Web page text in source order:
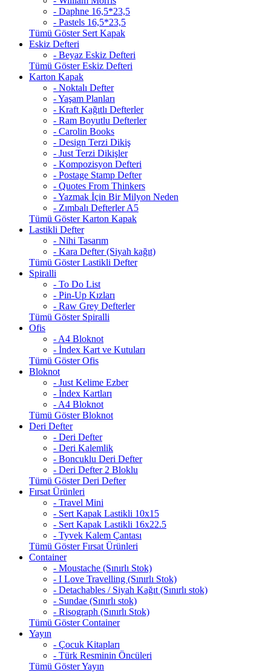
- Daphne 16,5*23,5
- Pastels 16,5*23,5
Tümü Göster Sert Kapak
Eskiz Defteri
- Beyaz Eskiz Defteri
Tümü Göster Eskiz Defteri
Karton Kapak
- Noktalı Defter
- Yaşam Planları
- Kraft Kağıtlı Defterler
- Ram Boyutlu Defterler
- Carolin Books
- Design Terzi Dikiş
- Just Terzi Dikişler
- Kompozisyon Defteri
- Postage Stamp Defter
- Quotes From Thinkers
- Yazmak İçin Bir Milyon Neden
- Zımbalı Defterler A5
Tümü Göster Karton Kapak
Lastikli Defter
- Nihi Tasarım
- Kara Defter (Siyah kağıt)
Tümü Göster Lastikli Defter
Spiralli
- To Do List
- Pin-Up Kızları
- Raw Grey Defterler
Tümü Göster Spiralli
Ofis
- A4 Bloknot
- İndex Kart ve Kutuları
Tümü Göster Ofis
Bloknot
- Just Kelime Ezber
- İndex Kartları
- A4 Bloknot
Tümü Göster Bloknot
Deri Defter
- Deri Defter
- Deri Kalemlik
- Boncuklu Deri Defter
- Deri Defter 2 Bloklu
Tümü Göster Deri Defter
Fırsat Ürünleri
- Travel Mini
- Sert Kapak Lastikli 10x15
- Sert Kapak Lastikli 16x22.5
- Tyvek Kalem Çantası
Tümü Göster Fırsat Ürünleri
Container
- Moustache (Sınırlı Stok)
- I Love Travelling (Sınırlı Stok)
- Detachables / Siyah Kağıt (Sınırlı stok)
- Sundae (Sınırlı stok)
- Risograph (Sınırlı Stok)
Tümü Göster Container
Yayın
- Çocuk Kitapları
- Türk Resminin Öncüleri
Tümü Göster Yayın